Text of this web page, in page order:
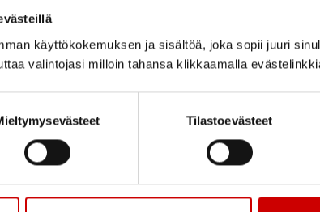
käyttökokemuksen ja sisältöä, joka sopii juuri
valintojasi milloin tahansa klikkaamalla
Tilastoevästeet
palvelun
tekemiä fakta-
myös
tarinoita elämästä
LUE LISÄÄ